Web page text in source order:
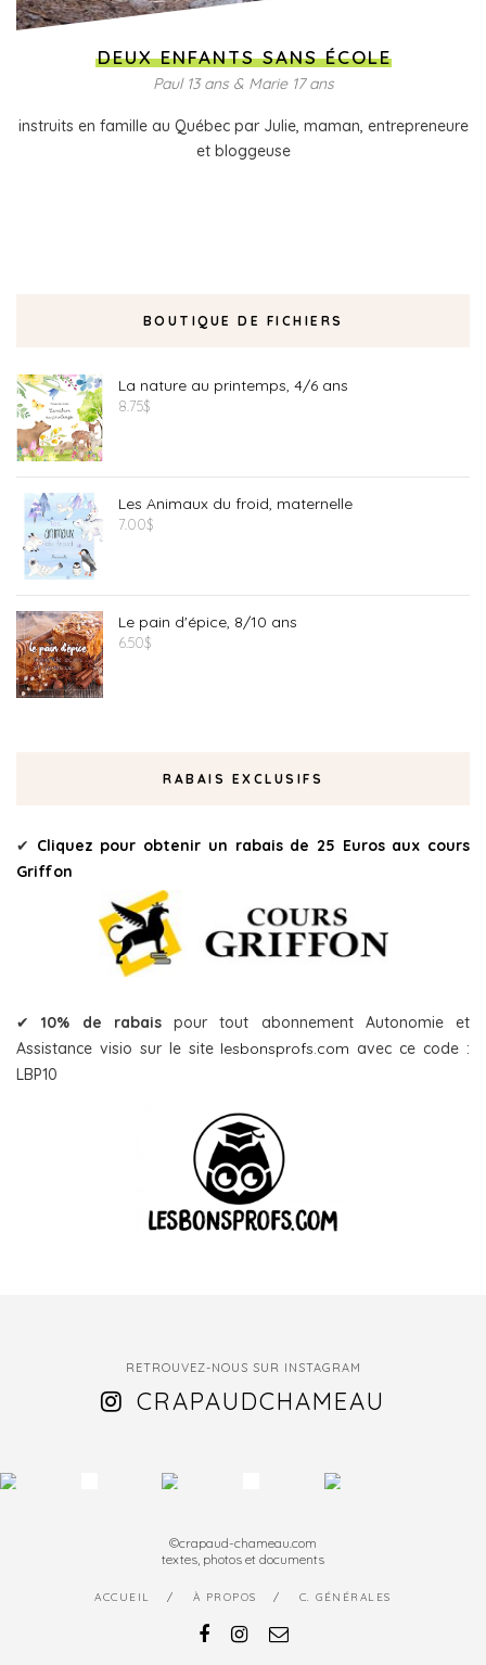
DEUX ENFANTS SANS ÉCOLE
Paul 13 ans & Marie 17 ans
instruits en famille au Québec par Julie, maman, entrepreneure
et bloggeuse
BOUTIQUE DE FICHIERS
La nature au printemps, 4/6 ans
8.75$
Les Animaux du froid, maternelle
7.00$
Le pain d'épice, 8/10 ans
6.50$
RABAIS EXCLUSIFS
✔ Cliquez pour obtenir un rabais de 25 Euros aux cours
Griffon
✔10% de rabaispour tout abonnement Autonomie et
Assistance visio sur le site lesbonsprofs.com avec ce code :
LBP10
RETROUVEZ-NOUS SUR INSTAGRAM
CRAPAUDCHAMEAU
©crapaud-chameau.com
textes, photos et documents
ACCUEIL À PROPOS C. GÉNÉRALES